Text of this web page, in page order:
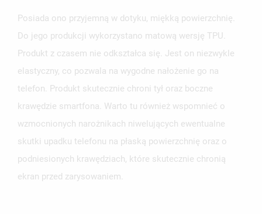
Posiada ono przyjemną w dotyku, miękką powierzchnię.
Do jego produkcji wykorzystano matową wersję TPU.
Produkt z czasem nie odkształca się. Jest on niezwykle
elastyczny, co pozwala na wygodne nałożenie go na
telefon. Produkt skutecznie chroni tył oraz boczne
krawędzie smartfona. Warto tu również wspomnieć o
wzmocnionych narożnikach niwelujących ewentualne
skutki upadku telefonu na płaską powierzchnię oraz o
podniesionych krawędziach, które skutecznie chronią
ekran przed zarysowaniem.